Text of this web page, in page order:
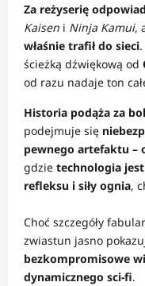
Za reżyserię
Kaisen i Ninja Kamui,
właśnie trafił do sieci
ścieżką dźwiękową od
od razu nadaje ton
Historia podąża za
podejmuje się
pewnego artefaktu –
gdzie technologia
refleksu i siły ognia,
Choć szczegóły
zwiastun jasno
bezkompromisowe
dynamicznego sci-fi.